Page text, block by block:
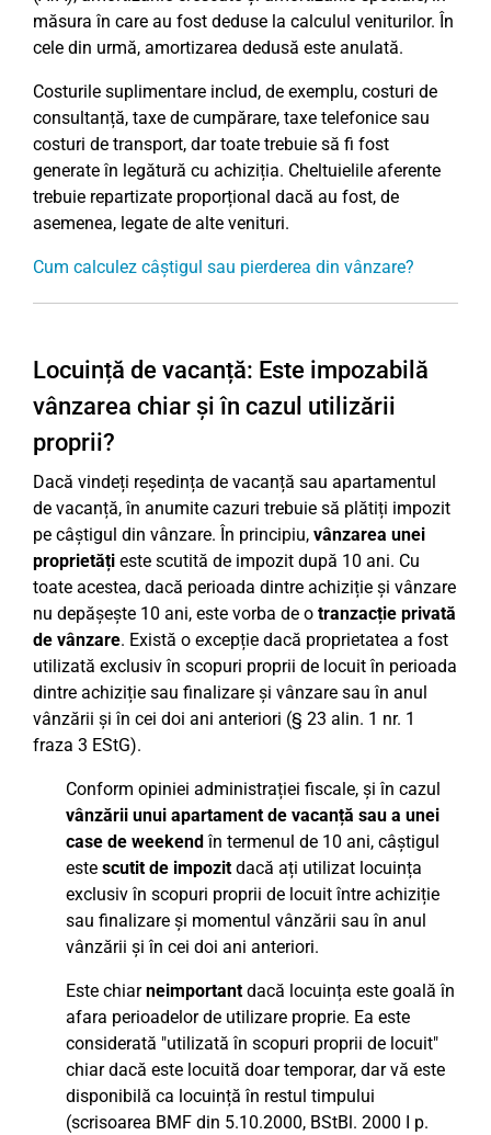
măsura în care au fost deduse la calculul veniturilor. În
cele din urmă, amortizarea dedusă este anulată.
Costurile suplimentare includ, de exemplu, costuri de
consultanță, taxe de cumpărare, taxe telefonice sau
costuri de transport, dar toate trebuie să fi fost
generate în legătură cu achiziția. Cheltuielile aferente
trebuie repartizate proporțional dacă au fost, de
asemenea, legate de alte venituri.
Cum calculez câștigul sau pierderea din vânzare?
Locuință de vacanță: Este impozabilă
vânzarea chiar și în cazul utilizării
proprii?
Dacă vindeți reședința de vacanță sau apartamentul
de vacanță, în anumite cazuri trebuie să plătiți impozit
pe câștigul din vânzare. În principiu, vânzarea unei
proprietăți este scutită de impozit după 10 ani. Cu
toate acestea, dacă perioada dintre achiziție și vânzare
nu depășește 10 ani, este vorba de o tranzacție privată
de vânzare. Există o excepție dacă proprietatea a fost
utilizată exclusiv în scopuri proprii de locuit în perioada
dintre achiziție sau finalizare și vânzare sau în anul
vânzării și în cei doi ani anteriori (§ 23 alin. 1 nr. 1
fraza 3 EStG).
Conform opiniei administrației fiscale, și în cazul
vânzării unui apartament de vacanță sau a unei
case de weekendîn termenul de 10 ani, câștigul
este scutit de impozitdacă ați utilizat locuința
exclusiv în scopuri proprii de locuit între achiziție
sau finalizare și momentul vânzării sau în anul
vânzării și în cei doi ani anteriori.
Este chiarneimportantdacă locuința este goală în
afara perioadelor de utilizare proprie. Ea este
considerată "utilizată în scopuri proprii de locuit"
chiar dacă este locuită doar temporar, dar vă este
disponibilă ca locuință în restul timpului
(scrisoarea BMF din 5.10.2000, BStBl. 2000 I p.